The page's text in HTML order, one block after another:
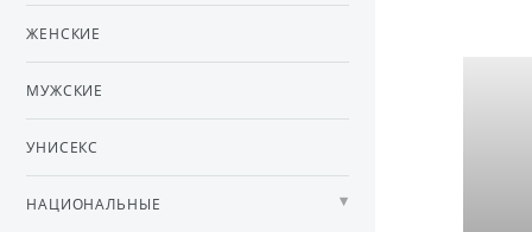
ЖЕНСКИЕ
МУЖСКИЕ
УНИСЕКС
НАЦИОНАЛЬНЫЕ